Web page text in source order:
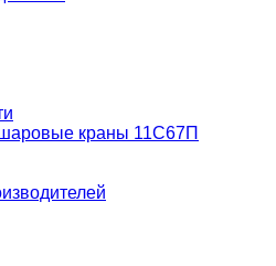
краны 11С67П